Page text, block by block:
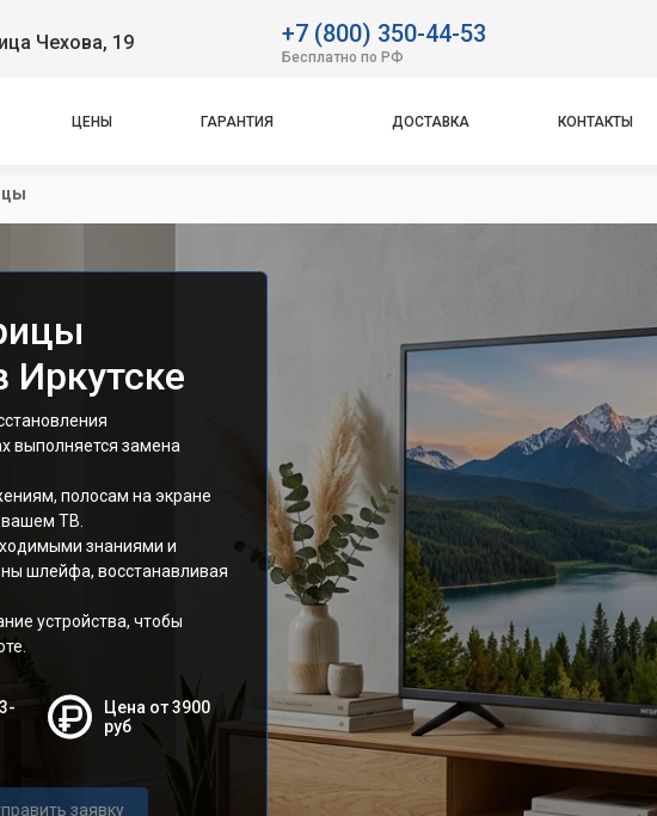
Чехова, 19 +7 (800) 350-44-53
Бесплатно по РФ
ЦЕНЫ ГАРАНТИЯ ДОСТАВКА КОНТАКТЫ
Иркутске
выполняется замена
полосам на экране
ТВ.
знаниями и
шлейфа, восстанавливая
устройства, чтобы
Цена от 3900
руб
заявку